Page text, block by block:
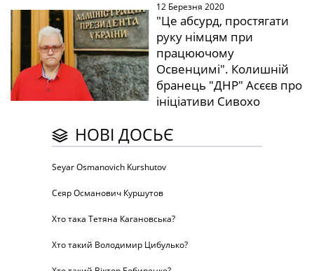
12 Березня 2020
"Це абсурд, простягати
руку німцям при
працюючому
Освенцимі". Колишній
бранець "ДНР" Асєєв про
ініціативи Сивохо
НОВІ ДОСЬЄ
Seyar Osmanovich Kurshutov
Сєяр Османович Куршутов
Хто така Тетяна Кагановська?
Хто такий Володимир Цибулько?